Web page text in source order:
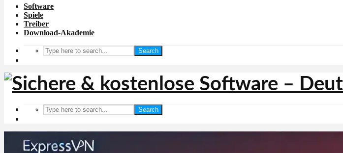
Software
Spiele
Treiber
Download-Akademie
Search
Search